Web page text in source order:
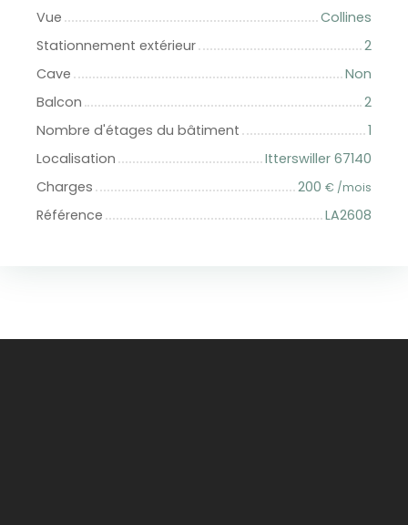
Vue
Collines
Stationnement extérieur
2
Cave
Non
Balcon
2
Nombre d'étages du bâtiment
1
Localisation
Itterswiller 67140
Charges
200 € /mois
Référence LA2608